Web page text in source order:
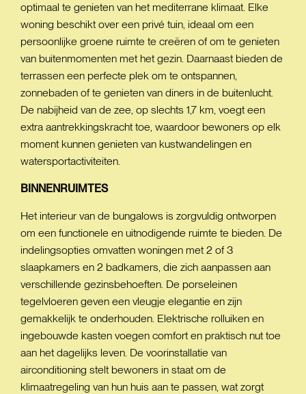
optimaal te genieten van het mediterrane klimaat. Elke
woning beschikt over een privé tuin, ideaal om een
persoonlijke groene ruimte te creëren of om te genieten
van buitenmomenten met het gezin. Daarnaast bieden de
terrassen een perfecte plek om te ontspannen,
zonnebaden of te genieten van diners in de buitenlucht.
De nabijheid van de zee, op slechts 1,7 km, voegt een
extra aantrekkingskracht toe, waardoor bewoners op elk
moment kunnen genieten van kustwandelingen en
watersportactiviteiten.
BINNENRUIMTES
Het interieur van de bungalows is zorgvuldig ontworpen
om een functionele en uitnodigende ruimte te bieden. De
indelingsopties omvatten woningen met 2 of 3
slaapkamers en 2 badkamers, die zich aanpassen aan
verschillende gezinsbehoeften. De porseleinen
tegelvloeren geven een vleugje elegantie en zijn
gemakkelijk te onderhouden. Elektrische rolluiken en
ingebouwde kasten voegen comfort en praktisch nut toe
aan het dagelijks leven. De voorinstallatie van
airconditioning stelt bewoners in staat om de
klimaatregeling van hun huis aan te passen, wat zorgt